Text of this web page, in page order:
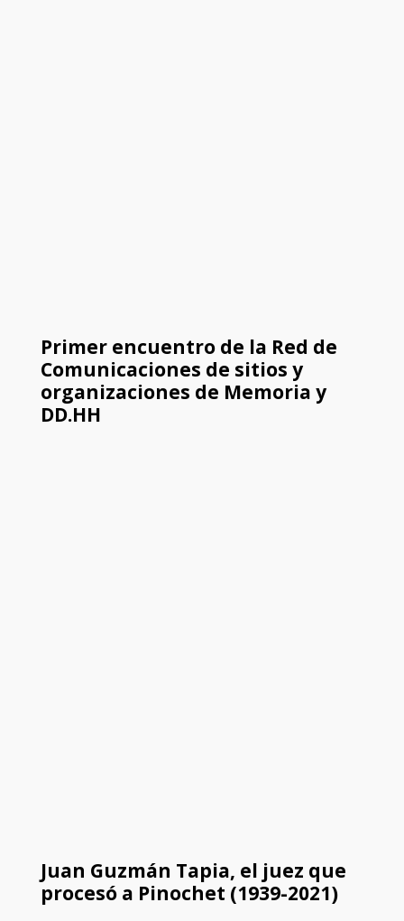
Primer encuentro de la Red de
Comunicaciones de sitios y
organizaciones de Memoria y
DD.HH
Juan Guzmán Tapia, el juez que
procesó a Pinochet (1939-2021)